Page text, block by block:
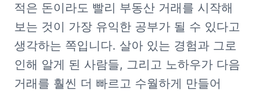
적은 돈이라도 빨리 부동산 거래를 시작해
보는 것이 가장 유익한 공부가 될 수 있다고
생각하는 쪽입니다. 살아 있는 경험과 그로
인해 알게 된 사람들, 그리고 노하우가 다음
거래를 훨씬 더 빠르고 수월하게 만들어